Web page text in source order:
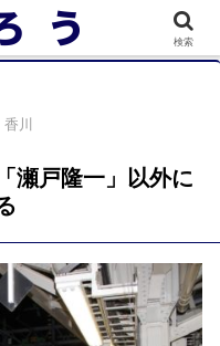
別 (2/10)
香川
瀬戸隆一」以外に
検索